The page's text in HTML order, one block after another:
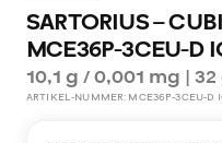
SARTORIUS –
MCE36P-3CEU-D
10,1 g / 0,001 mg |
ARTIKEL-NUMMER: MCE36P-3CEU-D